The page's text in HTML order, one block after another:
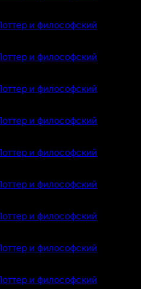
и философский
и философский
и философский
и философский
и философский
и философский
и философский
и философский
и философский